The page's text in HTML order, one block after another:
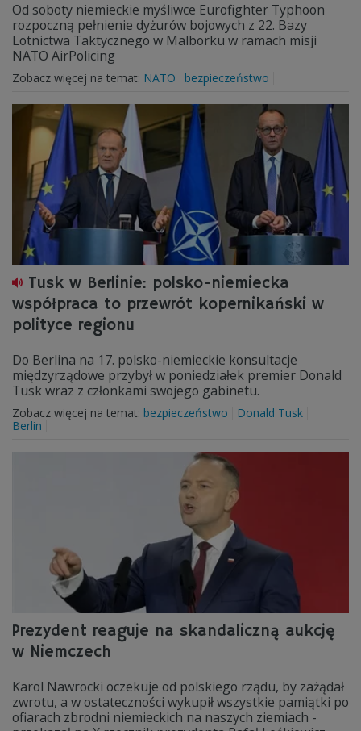
Od soboty niemieckie myśliwce Eurofighter Typhoon
rozpoczną pełnienie dyżurów bojowych z 22. Bazy
Lotnictwa Taktycznego w Malborku w ramach misji
NATO AirPolicing
Zobacz więcej na temat: NATO bezpieczeństwo
Tusk w Berlinie: polsko-niemiecka
współpraca to przewrót kopernikański w
polityce regionu
Do Berlina na 17. polsko-niemieckie konsultacje
międzyrządowe przybył w poniedziałek premier Donald
Tusk wraz z członkami swojego gabinetu.
Zobacz więcej na temat: bezpieczeństwo
Donald Tusk
Berlin
Prezydent reaguje na skandaliczną aukcję
w Niemczech
Karol Nawrocki oczekuje od polskiego rządu, by zażądał
zwrotu, a w ostateczności wykupił wszystkie pamiątki po
ofiarach zbrodni niemieckich na naszych ziemiach -